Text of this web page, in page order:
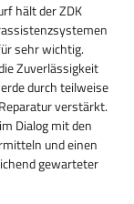
hält der ZDK
sehr wichtig.
Zuverlässigkeit
durch teilweise
verstärkt.
Dialog mit den
und einen
gewarteter